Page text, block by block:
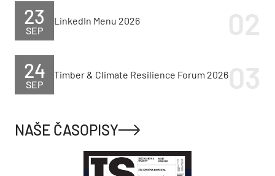
SEP
23 LinkedIn Menu 2026
SEP
24 Timber & Climate Resilience Forum 2026
NAŠE ČASOPISY